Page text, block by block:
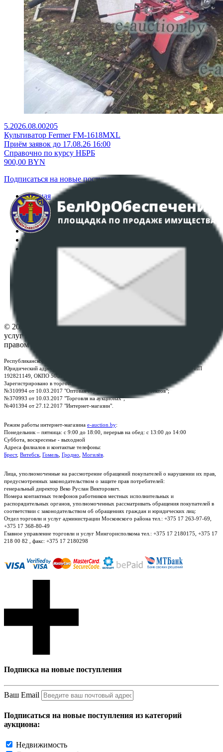
5.2026.08.00205
Культиватор Fermer FM-1618MXL
Приём заявок до 17.08.26 16:00
Справочно по курсу НБРБ
900,00 BYN
Подписаться на новые поступления
Главная
Аукционы
Интернет-магазин
Регламент организации и проведения торгов
Политика в отношении обработки персональных
ПОЛОЖЕНИЕ О ПОЛИТИКЕ ОБРАБОТКИ COOKIE-
Настройки cookie-файлов
© 2026 Республиканское унитарное предприятие по оказанию
услуг "БелЮрОбеспечение" - Все права защищены авторским
правом
Республиканское унитарное предприятие по оказанию услуг "БелЮрОбеспечение"
Юридический адрес: г. Минск, пр-т. Дзержинского, 1Б, e-mail:
, УНП
192821149, ОКПО 500111895000
Зарегистрировано в торговом реестре Республики Беларусь:
№310994 от 10.03.2017 "Оптовая торговля без торговых объектов";
№370993 от 10.03.2017 "Торговля на аукционах";
№401394 от 27.12.2017 "Интернет-магазин".
Режим работы интернет-магазина e-auction.by:
Понедельник – пятница: с 9:00 до 18:00, перерыв на обед: с 13:00 до 14:00
Суббота, воскресенье - выходной
Адреса филиалов и контактые телефоны:
Брест, Витебск Гомель Гродно Могилёв
Лица, уполномоченные на рассмотрение обращений покупателей о нарушении их прав,
предусмотренных законодательством о защите прав потребителей:
генеральный директор Веко Руслан Викторович.
Номера контактных телефонов работников местных исполнительных и
распорядительных органов, уполномоченных рассматривать обращения покупателей в
соответствии с законодательством об обращениях граждан и юридических лиц:
Отдел торговли и услуг администрации Московского района тел.: +375 17 263-97-69,
+375 17 368-80-49
Главное управление торговли и услуг Мингорисполкома тел.: +375 17 2180175, +375 17
218 00 82 , факс: +375 17 2180298
Подписка на новые поступления
Ваш Email
Подписаться на новые поступления из категорий
аукциона:
Недвижимость